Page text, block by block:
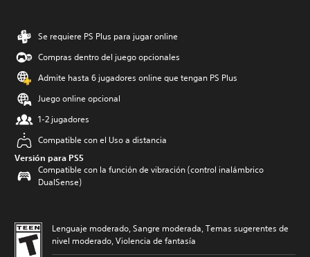
Se requiere PS Plus para jugar online
Compras dentro del juego opcionales
Admite hasta 6 jugadores online que tengan PS Plus
Juego online opcional
1-2 jugadores
Compatible con el Uso a distancia
Versión para PS5
Compatible con la función de vibración (control inalámbrico
DualSense)
Lenguaje moderado, Sangre moderada, Temas sugerentes de
nivel moderado, Violencia de fantasía